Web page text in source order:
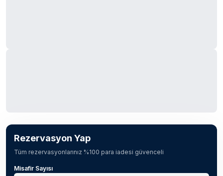
Rezervasyon Yap
Tüm rezervasyonlarınız %100 para iadesi güvenceli
Misafir Sayısı